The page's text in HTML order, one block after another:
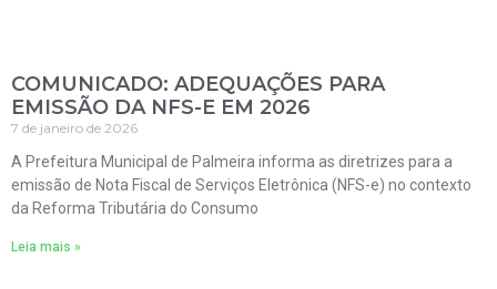
COMUNICADO: ADEQUAÇÕES PARA
EMISSÃO DA NFS-E EM 2026
7 de janeiro de 2026
A Prefeitura Municipal de Palmeira informa as diretrizes para a
emissão de Nota Fiscal de Serviços Eletrônica (NFS-e) no contexto
da Reforma Tributária do Consumo
Leia mais »